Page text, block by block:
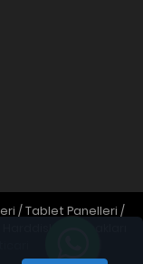
/ Tablet Panelleri /
Tüm hakları